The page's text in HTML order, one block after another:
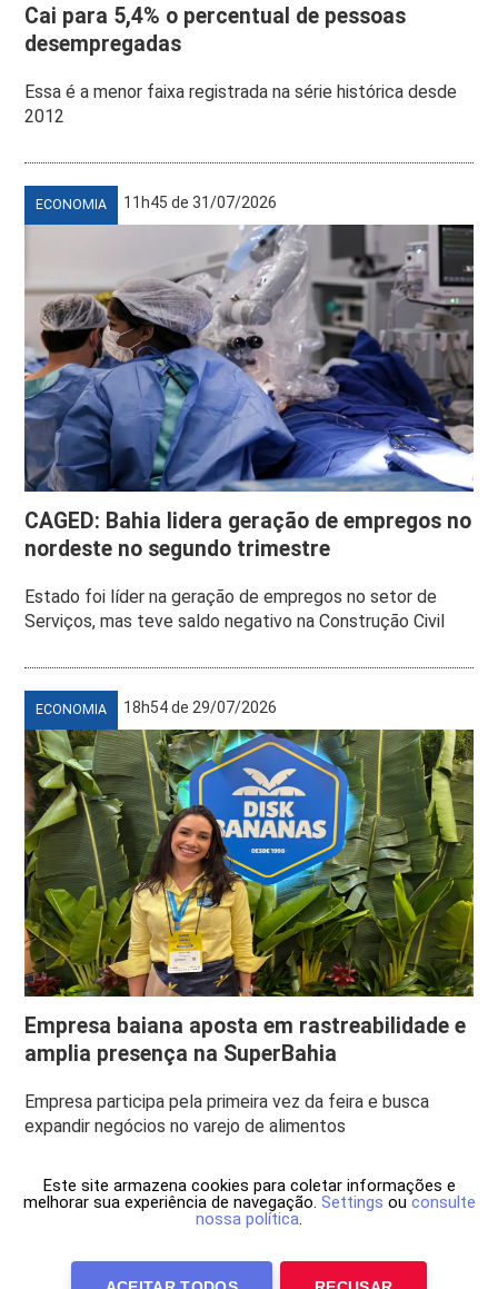
Cai para 5,4% o percentual de pessoas
desempregadas
Essa é a menor faixa registrada na série histórica desde
2012
ECONOMIA 11h45 de 31/07/2026
CAGED: Bahia lidera geração de empregos no
nordeste no segundo trimestre
Estado foi líder na geração de empregos no setor de
Serviços, mas teve saldo negativo na Construção Civil
ECONOMIA 18h54 de 29/07/2026
Empresa baiana aposta em rastreabilidade e
amplia presença na SuperBahia
Empresa participa pela primeira vez da feira e busca
expandir negócios no varejo de alimentos
Este site armazena cookies para coletar informações e
melhorar sua experiência de navegação. Settings ou consulte
nossa política.